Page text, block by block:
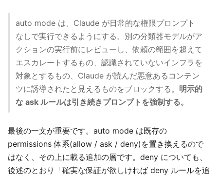
auto mode は、Claude が日常的な権限プロンプト
なしで実行できるようにする。別の分類器モデルがア
クションの実行前にレビューし、依頼の範囲を超えて
エスカレートするもの、認識されていないインフラを
対象とするもの、Claude が読んだ悪意あるコンテン
ツに誘導されたと見えるものをブロックする。 明示的
な ask ルールは引き続きプロンプトを強制する。
最後の一文が重要です。auto mode は既存の
permissions 体系(allow / ask / deny)を置き換えるので
はなく、その上に載る追加の層です。deny についても、
後述のとおり「確実な保証が欲しければ deny ルールを追